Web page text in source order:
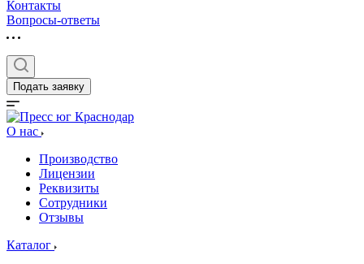
Контакты
Вопросы-ответы
Подать заявку
О нас
Производство
Лицензии
Реквизиты
Сотрудники
Отзывы
Каталог